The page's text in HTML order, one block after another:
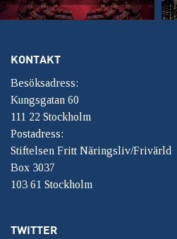
KONTAKT
Besöksadress:
Kungsgatan 60
111 22 Stockholm
Postadress:
Stiftelsen Fritt Näringsliv/Frivärld
Box 3037
103 61 Stockholm
TWITTER